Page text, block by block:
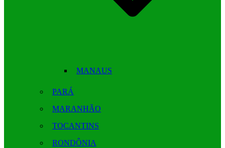
MANAUS
PARÁ
MARANHÃO
TOCANTINS
RONDÔNIA